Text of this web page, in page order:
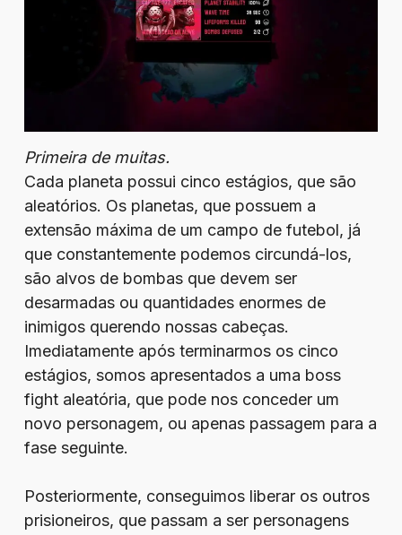
Primeira de muitas.
Cada planeta possui cinco estágios, que são
aleatórios. Os planetas, que possuem a
extensão máxima de um campo de futebol, já
que constantemente podemos circundá-los,
são alvos de bombas que devem ser
desarmadas ou quantidades enormes de
inimigos querendo nossas cabeças.
Imediatamente após terminarmos os cinco
estágios, somos apresentados a uma boss
fight aleatória, que pode nos conceder um
novo personagem, ou apenas passagem para a
fase seguinte.
Posteriormente, conseguimos liberar os outros
prisioneiros, que passam a ser personagens